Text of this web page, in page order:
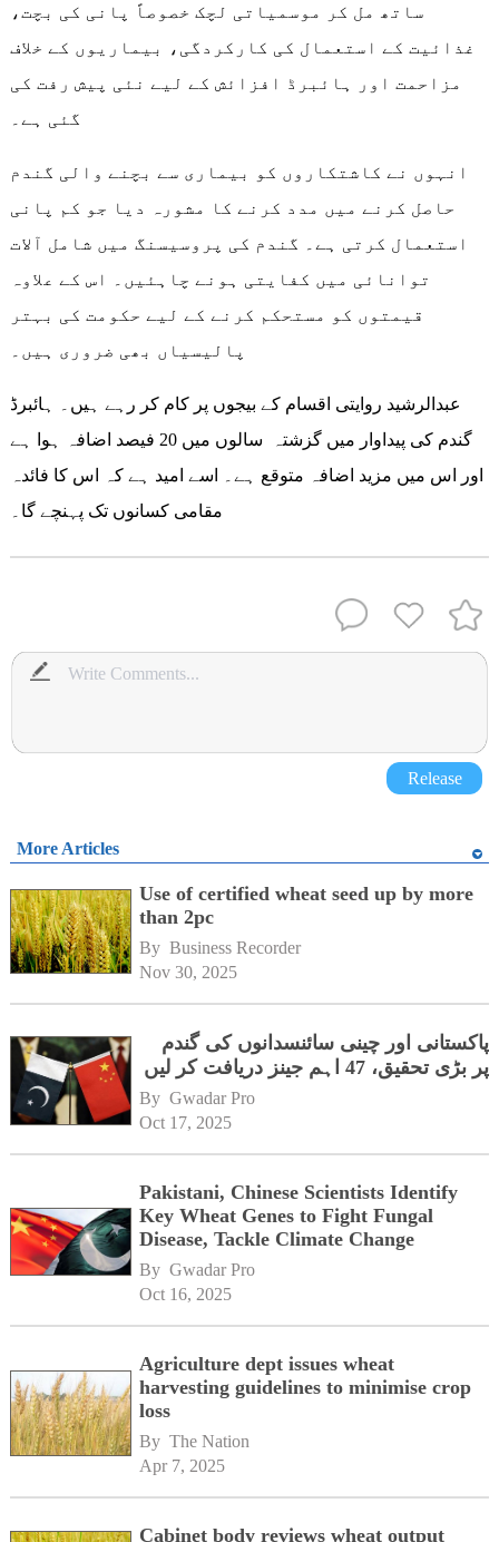
ساتھ مل کر موسمیاتی لچک خصوصاً پانی کی بچت،
غذائیت کے استعمال کی کارکردگی، بیماریوں کے خلاف
مزاحمت اور ہائبرڈ افزائش کے لیے نئی پیش رفت کی
گئی ہے۔
انہوں نے کاشتکاروں کو بیماری سے بچنے والی گندم
حاصل کرنے میں مدد کرنے کا مشورہ دیا جو کم پانی
استعمال کرتی ہے۔ گندم کی پروسیسنگ میں شامل آلات
توانائی میں کفایتی ہونے چاہئیں۔ اس کے علاوہ
قیمتوں کو مستحکم کرنے کے لیے حکومت کی بہتر
پالیسیاں بھی ضروری ہیں۔
عبدالرشید روایتی اقسام کے بیجوں پر کام کر رہے ہیں۔ ہائبرڈ
گندم کی پیداوار میں گزشتہ سالوں میں 20 فیصد اضافہ ہوا ہے
اور اس میں مزید اضافہ متوقع ہے۔ اسے امید ہے کہ اس کا فائدہ
مقامی کسانوں تک پہنچے گا۔
Release
More Articles
Use of certified wheat seed up by more
than 2pc
By Business Recorder
Nov 30, 2025
پاکستانی اور چینی سائنسدانوں کی گندم
پر بڑی تحقیق، 47 اہم جینز دریافت کر لیں
By Gwadar Pro
Oct 17, 2025
Pakistani, Chinese Scientists Identify
Key Wheat Genes to Fight Fungal
Disease, Tackle Climate Change
By Gwadar Pro
Oct 16, 2025
Agriculture dept issues wheat
harvesting guidelines to minimise crop
loss
By The Nation
Apr 7, 2025
Cabinet body reviews wheat output